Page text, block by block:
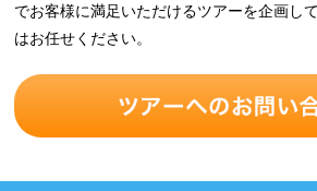
でお客様に満足いただけるツアーを企画し
はお任せください。